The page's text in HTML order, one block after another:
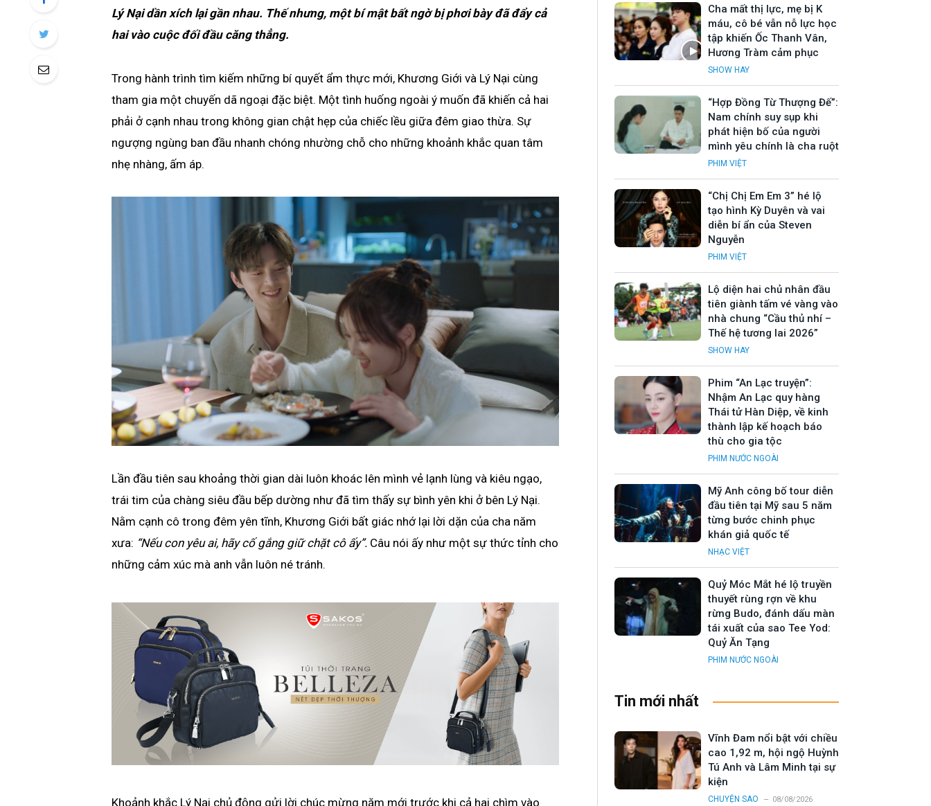
Lý Nại dần xích lại gần nhau. Thế nhưng, một bí mật bất ngờ bị phơi bày đã đẩy cả
hai vào cuộc đối đầu căng thẳng.
Trong hành trình tìm kiếm những bí quyết ẩm thực mới, Khương Giới và Lý Nại cùng
tham gia một chuyến dã ngoại đặc biệt. Một tình huống ngoài ý muốn đã khiến cả hai
phải ở cạnh nhau trong không gian chật hẹp của chiếc lều giữa đêm giao thừa. Sự
ngượng ngùng ban đầu nhanh chóng nhường chỗ cho những khoảnh khắc quan tâm
nhẹ nhàng, ấm áp.
Lần đầu tiên sau khoảng thời gian dài luôn khoác lên mình vẻ lạnh lùng và kiêu ngạo,
trái tim của chàng siêu đầu bếp dường như đã tìm thấy sự bình yên khi ở bên Lý Nại.
Nằm cạnh cô trong đêm yên tĩnh, Khương Giới bất giác nhớ lại lời dặn của cha năm
xưa: “Nếu con yêu ai, hãy cố gắng giữ chặt cô ấy”.Câu nói ấy như một sự thức tỉnh cho
những cảm xúc mà anh vẫn luôn né tránh.
Khoảnh khắc Lý Nại chủ động gửi lời chúc mừng năm mới trước khi cả hai chìm vào
Cha mất thị lực, mẹ bị K
máu, cô bé vẫn nỗ lực học
tập khiến Ốc Thanh Vân,
Hương Tràm cảm phục
SHOW HAY
“Hợp Đồng Từ Thượng Đế”:
Nam chính suy sụp khi
phát hiện bố của người
mình yêu chính là cha ruột
PHIM VIỆT
“Chị Chị Em Em 3” hé lộ
tạo hình Kỳ Duyên và vai
diễn bí ẩn của Steven
Nguyễn
PHIM VIỆT
Lộ diện hai chủ nhân đầu
tiên giành tấm vé vàng vào
nhà chung “Cầu thủ nhí –
Thế hệ tương lai 2026”
SHOW HAY
Phim “An Lạc truyện”:
Nhậm An Lạc quy hàng
Thái tử Hàn Diệp, về kinh
thành lập kế hoạch báo
thù cho gia tộc
PHIM NƯỚC NGOÀI
Mỹ Anh công bố tour diễn
đầu tiên tại Mỹ sau 5 năm
từng bước chinh phục
khán giả quốc tế
NHẠC VIỆT
Quỷ Móc Mắt hé lộ truyền
thuyết rùng rợn về khu
rừng Budo, đánh dấu màn
tái xuất của sao Tee Yod:
Quỷ Ăn Tạng
PHIM NƯỚC NGOÀI
Tin mới nhất
Vĩnh Đam nổi bật với chiều
cao 1,92 m, hội ngộ Huỳnh
Tú Anh và Lâm Minh tại sự
kiện
CHUYỆN SAO 08/08/2026